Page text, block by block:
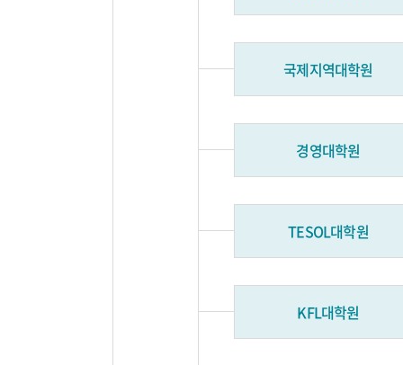
국제지역대학원
경영대학원
TESOL대학원
KFL대학원